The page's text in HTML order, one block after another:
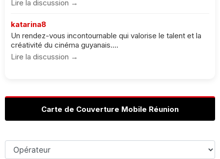
Lire la discussion →
katarina8
Un rendez-vous incontournable qui valorise le talent et la
créativité du cinéma guyanais....
Lire la discussion →
Carte de Couverture Mobile Réunion